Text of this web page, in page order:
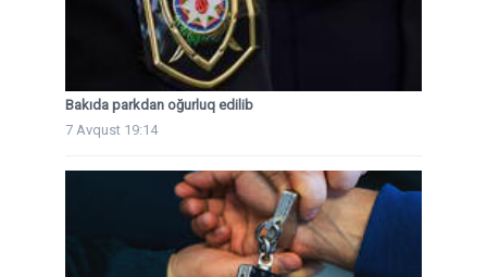
Bakıda parkdan oğurluq edilib
7 Avqust 19:14